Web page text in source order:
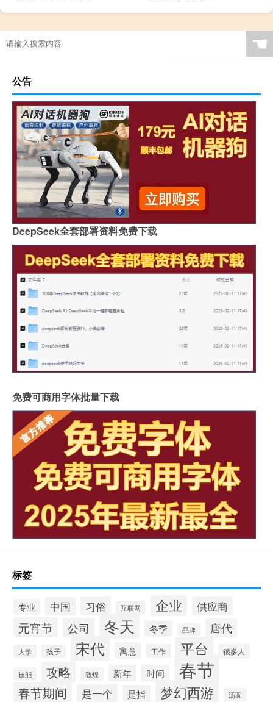
德牧掉毛怎么办啊
☚
公告
DeepSeek全套部署资料免费下载
免费可商用字体批量下载
标签
专业 中国 习俗 互联网 企业 供应商
元宵节 公司 冬天 冬季 品牌 唐代
大学 孩子 宋代 寓意 工作 平台 很多人
技能 攻略 敦煌 新年 时间 春节
春节期间 是一个 是指 梦幻西游 汤圆